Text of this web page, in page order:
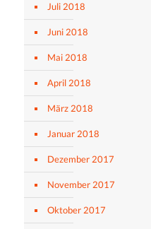
Juli 2018
Juni 2018
Mai 2018
April 2018
März 2018
Januar 2018
Dezember 2017
November 2017
Oktober 2017